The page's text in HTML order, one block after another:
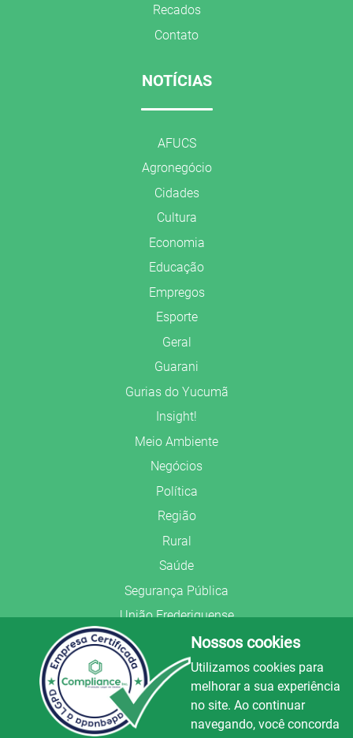
Recados
Contato
NOTÍCIAS
AFUCS
Agronegócio
Cidades
Cultura
Economia
Educação
Empregos
Esporte
Geral
Guarani
Gurias do Yucumã
Insight!
Meio Ambiente
Negócios
Política
Região
Rural
Saúde
Segurança Pública
União Frederiquense
© Copyright 2022.LA+.
Todos os direitos reservados.
Nossos cookies
Utilizamos cookies para
melhorar a sua experiência
no site. Ao continuar
navegando, você concorda